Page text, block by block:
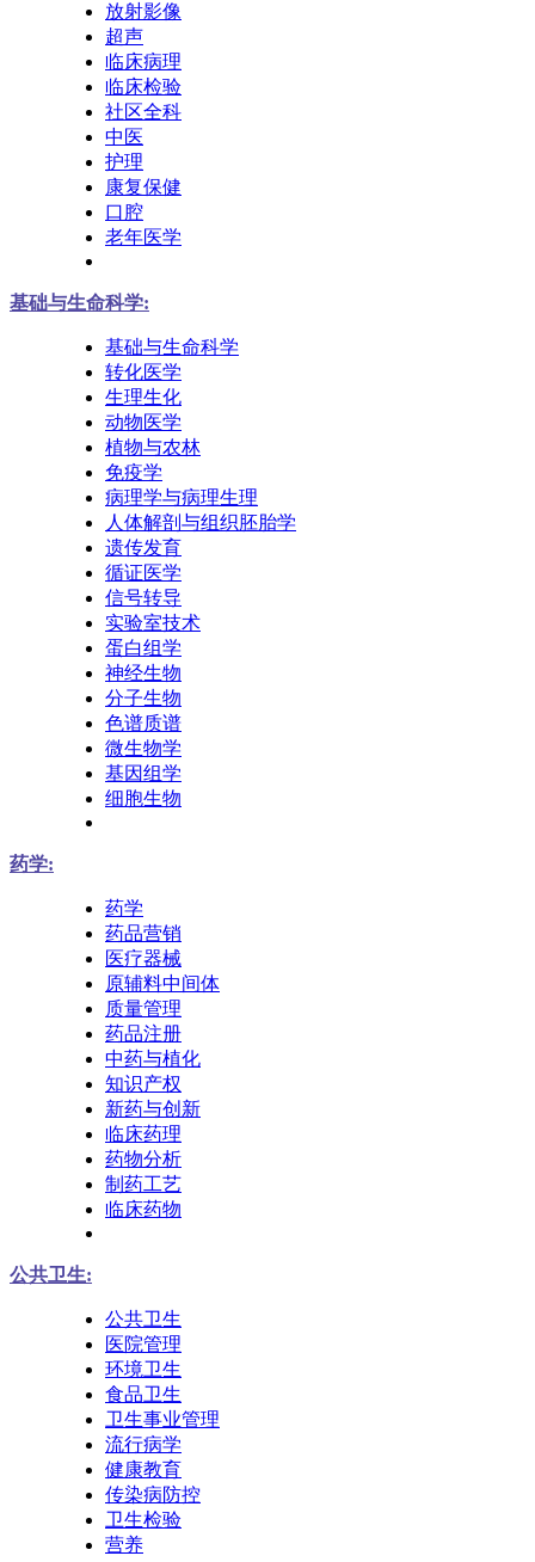
放射影像
超声
临床病理
临床检验
社区全科
中医
护理
康复保健
口腔
老年医学
基础与生命科学:
基础与生命科学
转化医学
生理生化
动物医学
植物与农林
免疫学
病理学与病理生理
人体解剖与组织胚胎学
遗传发育
循证医学
信号转导
实验室技术
蛋白组学
神经生物
分子生物
色谱质谱
微生物学
基因组学
细胞生物
药学:
药学
药品营销
医疗器械
原辅料中间体
质量管理
药品注册
中药与植化
知识产权
新药与创新
临床药理
药物分析
制药工艺
临床药物
公共卫生:
公共卫生
医院管理
环境卫生
食品卫生
卫生事业管理
流行病学
健康教育
传染病防控
卫生检验
营养